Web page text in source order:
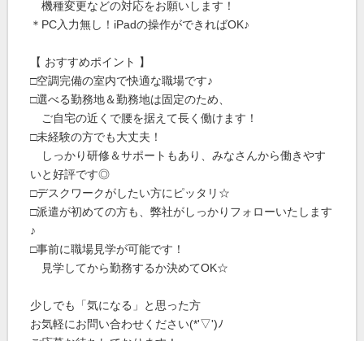
機種変更などの対応をお願いします！
＊PC入力無し！iPadの操作ができればOK♪
【 おすすめポイント 】
□空調完備の室内で快適な職場です♪
□選べる勤務地＆勤務地は固定のため、
ご自宅の近くで腰を据えて長く働けます！
□未経験の方でも大丈夫！
しっかり研修＆サポートもあり、みなさんから働きやす
いと好評です◎
□デスクワークがしたい方にピッタリ☆
□派遣が初めての方も、弊社がしっかりフォローいたします
♪
□事前に職場見学が可能です！
見学してから勤務するか決めてOK☆
少しでも「気になる」と思った方
お気軽にお問い合わせください(*'▽')ﾉ